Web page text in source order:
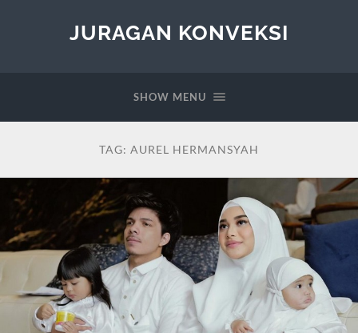
JURAGAN KONVEKSI
SHOW MENU
TAG: AUREL HERMANSYAH